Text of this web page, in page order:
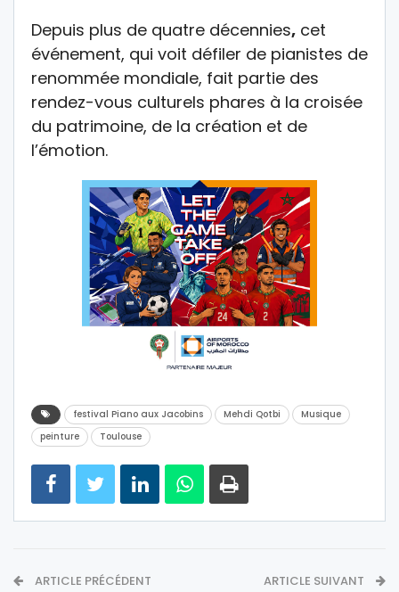
Depuis plus de quatre décennies, cet
événement, qui voit défiler de pianistes de
renommée mondiale, fait partie des
rendez-vous culturels phares à la croisée
du patrimoine, de la création et de
l’émotion.
festival Piano aux Jacobins Mehdi Qotbi
Musique
peinture
Toulouse
ARTICLE PRÉCÉDENT ARTICLE SUIVANT